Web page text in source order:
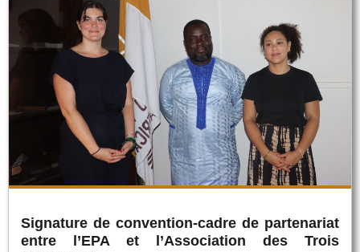
Signature de convention-cadre de partenariat
entre l’EPA et l’Association des Trois